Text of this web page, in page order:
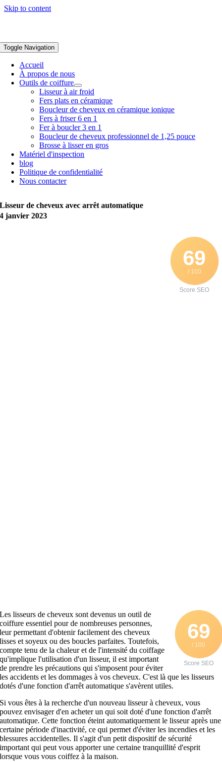
Skip to content
Toggle Navigation
Accueil
À propos de nous
Outils de coiffure
Lisseur à air froid
Fers plats en céramique
Boucleur de cheveux en céramique ionique
Fers à friser 6 en 1
Fer à boucler 3 en 1
Boucleur de cheveux professionnel de 1,25 pouce
Brosse à lisser en gros
Matériel d'inspection
blog
Politique de confidentialité
Nous contacter
Lisseur de cheveux avec arrêt automatique
4 janvier 2023
69
/ 100
Score SEO
69
/ 100
Score SEO
Les lisseurs de cheveux sont devenus un outil de
coiffure essentiel pour de nombreuses personnes,
leur permettant d'obtenir facilement des cheveux
lisses et soyeux ou des boucles parfaites. Toutefois,
compte tenu de la chaleur et de l'intensité du coiffage
qu'implique l'utilisation d'un lisseur, il est important
de prendre les précautions qui s'imposent pour éviter
les accidents et les dommages à vos cheveux. C'est là que les lisseurs
dotés d'une fonction d'arrêt automatique s'avèrent utiles.
Si vous êtes à la recherche d'un nouveau lisseur à cheveux, vous
pouvez envisager d'en acheter un qui soit doté d'une fonction d'arrêt
automatique. Cette fonction éteint automatiquement le lisseur après une
certaine période d'inactivité, ce qui permet d'éviter les incendies et les
blessures accidentelles. Il s'agit d'un petit dispositif de sécurité
important qui peut vous apporter une certaine tranquillité d'esprit
lorsque vous vous coiffez à la maison.